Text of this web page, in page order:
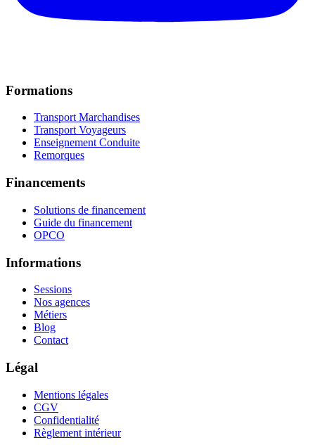
Formations
Transport Marchandises
Transport Voyageurs
Enseignement Conduite
Remorques
Financements
Solutions de financement
Guide du financement
OPCO
Informations
Sessions
Nos agences
Métiers
Blog
Contact
Légal
Mentions légales
CGV
Confidentialité
Règlement intérieur